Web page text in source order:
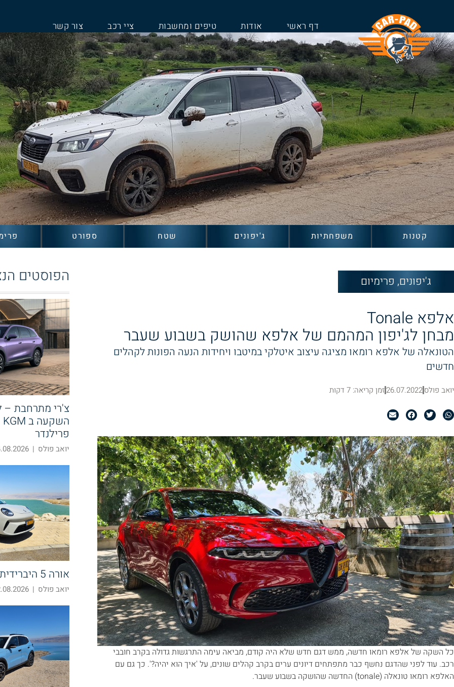
דף ראשי אודות טיפים ומחשבות ציי רכב צור קשר
קטנות משפחתיות ג'יפונים שטח ספורט
ג'יפונים, פרימיום
אלפא Tonale
מבחן לג'יפון המהמם של אלפא שהושק בשבוע שעבר
הטונאלה של אלפא רומאו מציגה עיצוב איטלקי במיטבו ויחידות הנעה הפונות לקהלים
חדשים
יואב פולס26.07.2022זמן קריאה: 7 דקות
כל השקה של אלפא רומאו חדשה, ממש דגם חדש שלא היה קודם, מביאה עימה התרגשות גדולה בקרב חובבי
רכב. עוד לפני שהדגם נחשף כבר מתפתחים דיונים ערים בקרב קהלים שונים, על 'איך הוא יהיה?'. כך גם עם
האלפא רומאו טונאלה (tonale) החדשה שהושקה בשבוע שעבר.
הפוסטים
צ'רי מתרחבת –
פרילנדר
יואב פולס |
14:58
אורה 5 היברידית – חוצה קטגוריות
יואב פולס |
10:52